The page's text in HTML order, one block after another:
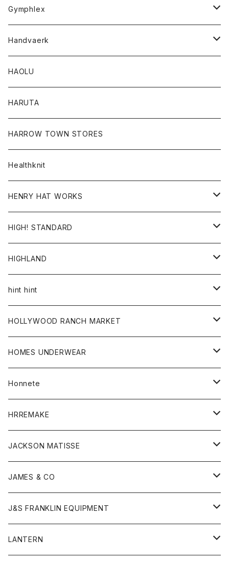
Tシャツ
Gymphlex
アウター
カーディガン
コート
トップス
シャツ
スウェット
レディース
カーディガン
コート
ボトム
パンツ
Handvaerk
トップス
Tシャツ
ロンTEE
HAOLU
HARUTA
HARROW TOWN STORES
Healthknit
HENRY HAT WORKS
帽子
HIGH! STANDARD
アウター
ジャケット
トップス
シャツ
カーディガン
ボトム
グッズ
帽子
HIGHLAND
帽子
hint hint
ストール
HOLLYWOOD RANCH MARKET
アウター
カーディガン
コート
フリース
アクセサリー
ウォレット
ストール
キッズ
Tシャツ
グッズ
アンダーウェア
靴
トップス
カーディガン
ジャケット
ボトム
オーバーオール
レディース
HOMES UNDERWEAR
アウター
カーディガン
コート
キッズ
Tシャツ
ロンパース
グッズ
靴
ストール
トップス
カットソー
シャツ
ボトム
オーバーオール
レディース
Honnete
ブラウス
ワンピース
HRREMAKE
バック
キッズ
トレーナー
トップス
Gジャケット
帽子
JACKSON MATISSE
Tシャツ
帽子
JAMES & CO
ボトム
J&S FRANKLIN EQUIPMENT
アウター
LANTERN